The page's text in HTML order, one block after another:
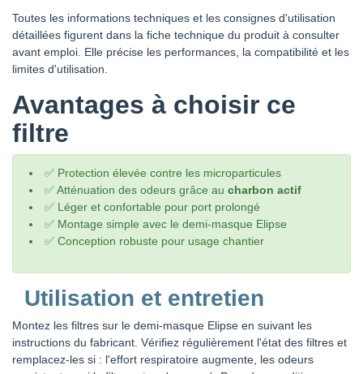
Toutes les informations techniques et les consignes d'utilisation
détaillées figurent dans la fiche technique du produit à consulter
avant emploi. Elle précise les performances, la compatibilité et les
limites d'utilisation.
Avantages à choisir ce
filtre
✅ Protection élevée contre les microparticules
✅ Atténuation des odeurs grâce au charbon actif
✅ Léger et confortable pour port prolongé
✅ Montage simple avec le demi-masque Elipse
✅ Conception robuste pour usage chantier
Utilisation et entretien
Montez les filtres sur le demi-masque Elipse en suivant les
instructions du fabricant. Vérifiez régulièrement l'état des filtres et
remplacez-les si : l'effort respiratoire augmente, les odeurs